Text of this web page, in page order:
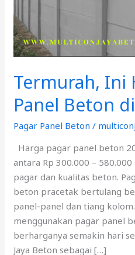
Termurah, Ini
Panel Beton
Pagar Panel Beton /
Harga pagar panel beton
antara Rp 300.000 –
pagar dan kualitas beton.
beton pracetak bertulang
panel-panel dan tiang
menggunakan pagar panel
berharganya semakin hari
Jaya Beton sebagai […]
Beton
di
Klaten
2026